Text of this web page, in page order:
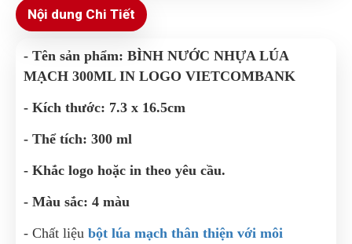
Nội dung Chi Tiết
- Tên sản phẩm: BÌNH NƯỚC NHỰA LÚA
MẠCH 300ML IN LOGO VIETCOMBANK
- Kích thước: 7.3 x 16.5cm
- Thể tích: 300 ml
- Khắc logo hoặc in theo yêu cầu.
- Màu sắc: 4 màu
- Chất liệu bột lúa mạch thân thiện với môi